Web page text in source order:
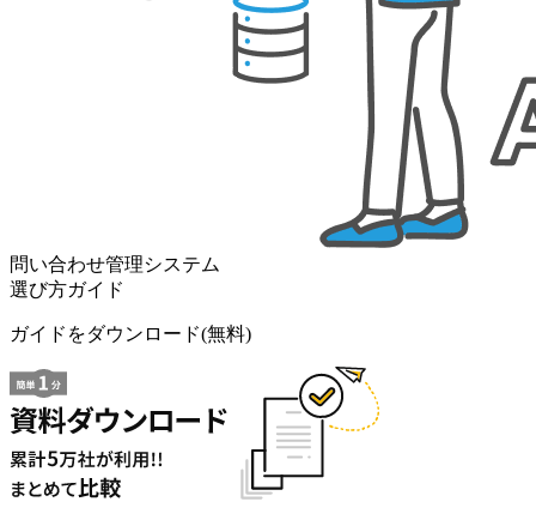
問い合わせ管理システム
選び方ガイド
ガイドをダウンロード(無料)